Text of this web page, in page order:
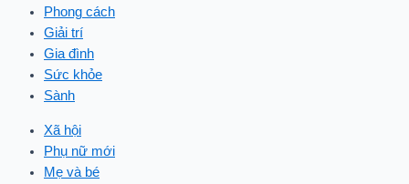
Phong cách
Giải trí
Gia đình
Sức khỏe
Sành
Xã hội
Phụ nữ mới
Mẹ và bé